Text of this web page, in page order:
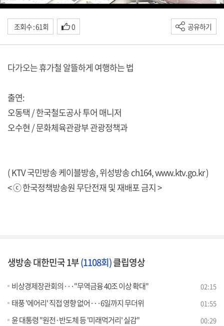
조회수 : 61회 0 공유하기
다가오는 휴가철 알뜰하게 여행하는 법
출연:
오동택 / 한국철도공사 투어 매니저
오수현 / 문화체육관광부 관광정책과
( KTV 국민방송 케이블방송, 위성방송 ch164,www.ktv.go.kr)
< ⓒ 한국정책방송원 무단전재 및 재배포 금지 >
생방송 대한민국 1부(1108회)클립영상
비상경제장관회의···"무역금융 40조 이상 확대" 02:15
태풍 '에어리' 직접 영향 없어···6일까지 무더위 01:55
윤 대통령 "원전·반도체 등 '미래먹거리' 실감" 00:29